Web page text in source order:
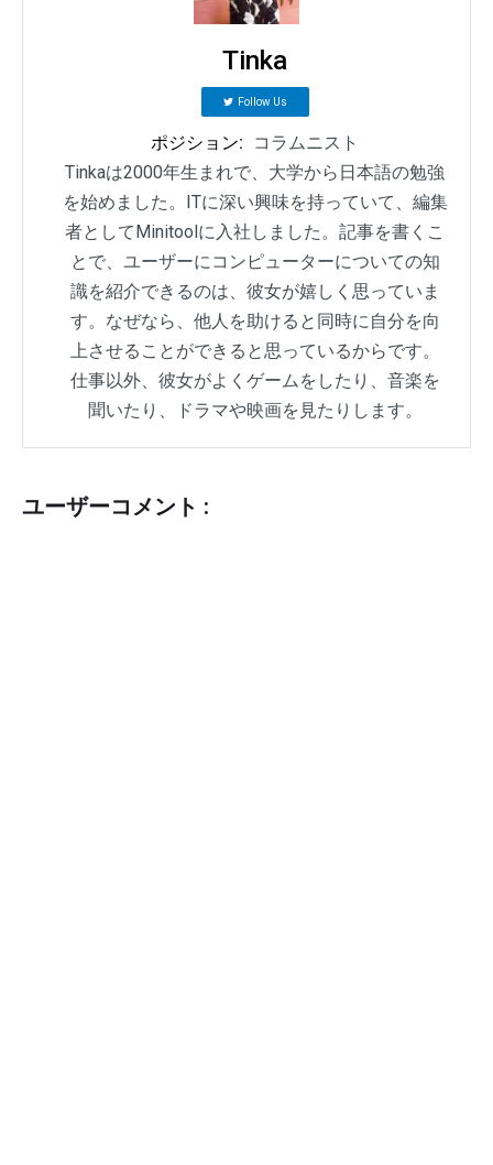
Tinka
Follow Us
ポジション:
コラムニスト
Tinkaは2000年生まれで、大学から日本語の勉強
を始めました。ITに深い興味を持っていて、編集
者としてMinitoolに入社しました。記事を書くこ
とで、ユーザーにコンピューターについての知
識を紹介できるのは、彼女が嬉しく思っていま
す。なぜなら、他人を助けると同時に自分を向
上させることができると思っているからです。
仕事以外、彼女がよくゲームをしたり、音楽を
聞いたり、ドラマや映画を見たりします。
ユーザーコメント :